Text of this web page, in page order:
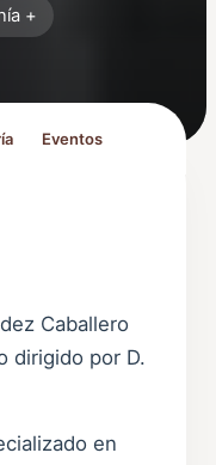
+
Eventos
Caballero
dirigido por D.
en